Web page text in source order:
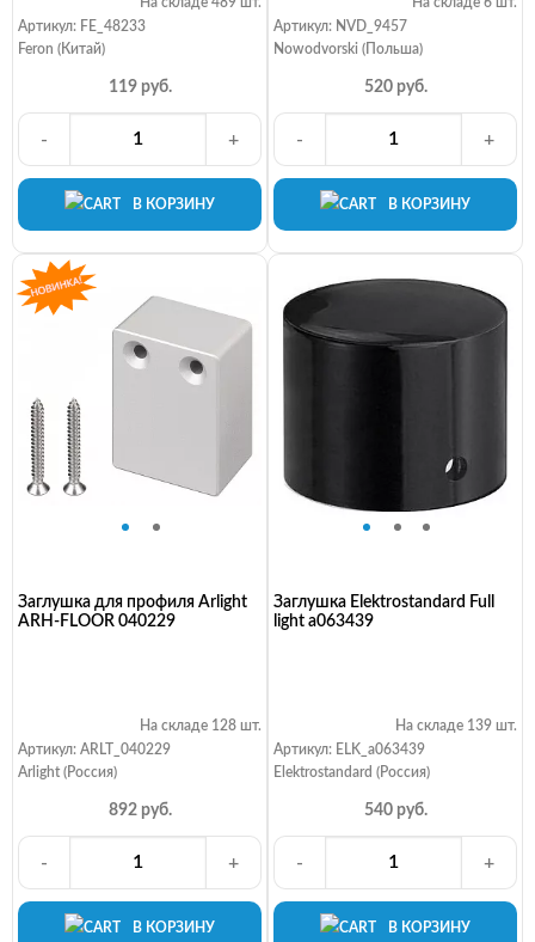
Артикул: FE_48233
Feron (Китай)
119 руб.
В КОРЗИНУ
- +
Артикул: NVD_9457
Nowodvorski (Польша)
520 руб.
В КОРЗИНУ
- +
Заглушка для профиля Arlight
ARH-FLOOR 040229
На складе 128 шт.
Артикул: ARLT_040229
Arlight (Россия)
892 руб.
В КОРЗИНУ
- +
Заглушка Elektrostandard Full
light a063439
На складе 139 шт.
Артикул: ELK_a063439
Elektrostandard (Россия)
540 руб.
В КОРЗИНУ
- +